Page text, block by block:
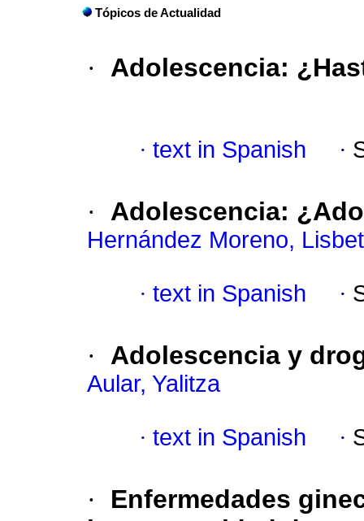
Tópicos de Actualidad
· Adolescencia:
· text in Spanish ·
· Adolescencia:
Hernández Moreno,
· text in Spanish ·
· Adolescencia y
Aular, Yalitza
· text in Spanish ·
·
Enfermedades